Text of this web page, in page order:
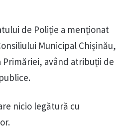
de Poliție a menționat
Municipal Chișinău,
având atribuții de
nicio legătură cu